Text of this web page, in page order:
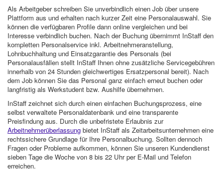
Als Arbeitgeber schreiben Sie unverbindlich einen Job über unsere
Plattform aus und erhalten nach kurzer Zeit eine Personalauswahl. Sie
können die verfügbaren Profile dann online vergleichen und bei
Interesse verbindlich buchen. Nach der Buchung übernimmt InStaff den
kompletten Personalservice inkl. Arbeitnehmeranstellung,
Lohnbuchhaltung und Einsatzgarantie des Personals (bei
Personalausfällen stellt InStaff Ihnen ohne zusätzliche Servicegebühren
innerhalb von 24 Stunden gleichwertiges Ersatzpersonal bereit). Nach
dem Job können Sie das Personal ganz einfach erneut buchen oder
langfristig als Werkstudent bzw. Aushilfe übernehmen.
InStaff zeichnet sich durch einen einfachen Buchungsprozess, eine
selbst verwaltete Personaldatenbank und eine transparente
Preisfindung aus. Durch die unbefristete Erlaubnis zur
Arbeitnehmerüberlassung bietet InStaff als Zeitarbeitsunternehmen eine
rechtssichere Grundlage für Ihre Personalbuchung. Sollten dennoch
Fragen oder Probleme aufkommen, können Sie unseren Kundendienst
sieben Tage die Woche von 8 bis 22 Uhr per E-Mail und Telefon
erreichen.